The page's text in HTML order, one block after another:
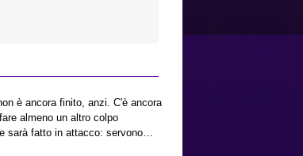
è ancora finito, anzi. C'è ancora
almeno un altro colpo
sarà fatto in attacco: servono